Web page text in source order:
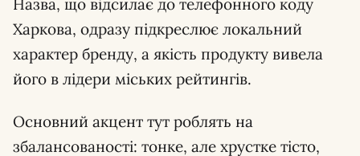
Назва, що відсилає до телефонного коду
Харкова, одразу підкреслює локальний
характер бренду, а якість продукту вивела
його в лідери міських рейтингів.
Основний акцент тут роблять на
збалансованості: тонке, але хрустке тісто,